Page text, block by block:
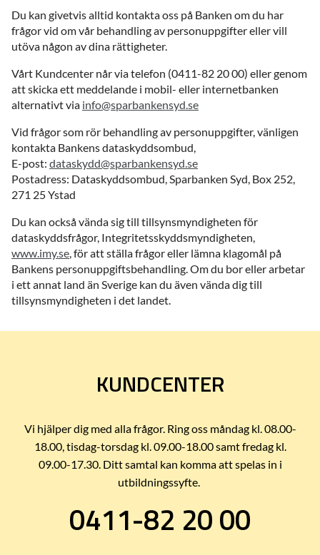
Du kan givetvis alltid kontakta oss på Banken om du har
frågor vid om vår behandling av personuppgifter eller vill
utöva någon av dina rättigheter.
Vårt Kundcenter når via telefon (0411-82 20 00) eller genom
att skicka ett meddelande i mobil- eller internetbanken
alternativt via info@sparbankensyd.se
Vid frågor som rör behandling av personuppgifter, vänligen
kontakta Bankens dataskyddsombud,
E-post: dataskydd@sparbankensyd.se
Postadress: Dataskyddsombud, Sparbanken Syd, Box 252,
271 25 Ystad
Du kan också vända sig till tillsynsmyndigheten för
dataskyddsfrågor, Integritetsskyddsmyndigheten,
www.imy.se, för att ställa frågor eller lämna klagomål på
Bankens personuppgiftsbehandling. Om du bor eller arbetar
i ett annat land än Sverige kan du även vända dig till
tillsynsmyndigheten i det landet.
KUNDCENTER
Vi hjälper dig med alla frågor. Ring oss måndag kl. 08.00-
18.00, tisdag-torsdag kl. 09.00-18.00 samt fredag kl.
09.00-17.30. Ditt samtal kan komma att spelas in i
utbildningssyfte.
0411-82 20 00